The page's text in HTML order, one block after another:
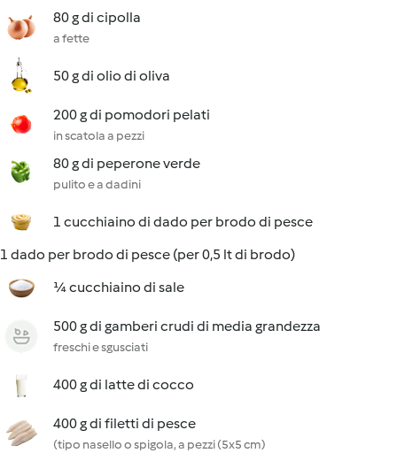
80 g di cipolla
a fette
50 g di olio di oliva
200 g di pomodori pelati
in scatola a pezzi
80 g di peperone verde
pulito e a dadini
1 cucchiaino di dado per brodo di pesce
1 dado per brodo di pesce (per 0,5 lt di brodo)
¼ cucchiaino di sale
500 g di gamberi crudi di media grandezza
freschi e sgusciati
400 g di latte di cocco
400 g di filetti di pesce
(tipo nasello o spigola, a pezzi (5x5 cm)